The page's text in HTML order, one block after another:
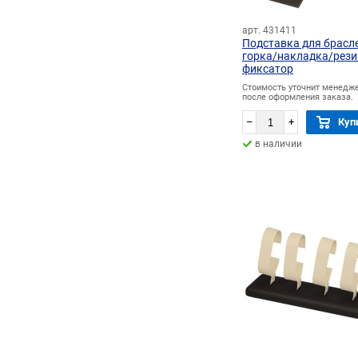
арт. 431411
Подставка для
горка/накладка/
фиксатор
Стоимость уточнит
после оформления заказа.
– +
в наличии